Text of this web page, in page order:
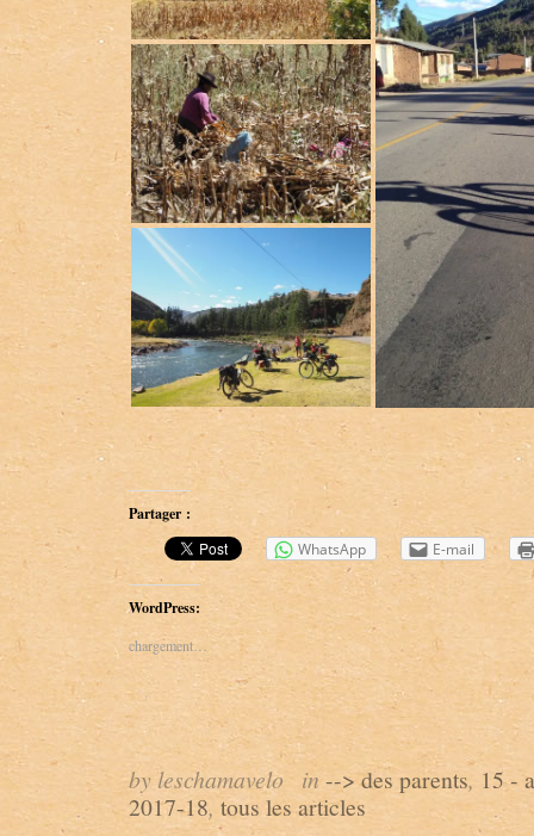
Partager :
WhatsApp
E-mail
WordPress:
chargement…
by leschamavelo in --> des parents, 15 -
2017-18, tous les articles